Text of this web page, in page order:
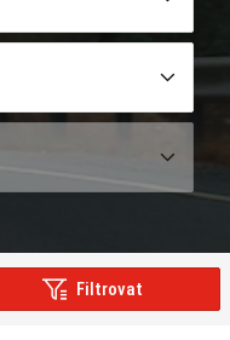
Filtrovat